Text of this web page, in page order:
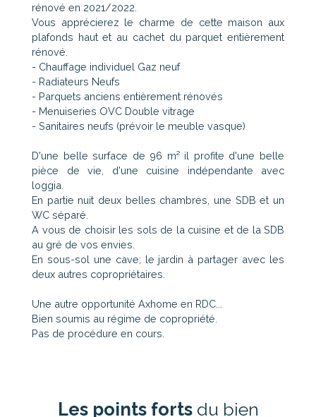
rénové en 2021/2022.
Vous apprécierez le charme de cette maison aux
plafonds haut et au cachet du parquet entièrement
rénové.
- Chauffage individuel Gaz neuf
- Radiateurs Neufs
- Parquets anciens entièrement rénovés
- Menuiseries OVC Double vitrage
- Sanitaires neufs (prévoir le meuble vasque)
D'une belle surface de 96 m² il profite d'une belle
pièce de vie, d'une cuisine indépendante avec
loggia.
En partie nuit deux belles chambres, une SDB et un
WC séparé.
A vous de choisir les sols de la cuisine et de la SDB
au gré de vos envies.
En sous-sol une cave; le jardin à partager avec les
deux autres copropriétaires.
Une autre opportunité Axhome en RDC...
Bien soumis au régime de copropriété.
Pas de procédure en cours.
Les points fortsdu bien